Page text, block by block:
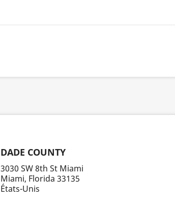
DADE COUNTY
3030 SW 8th St Miami
Miami, Florida 33135
États-Unis